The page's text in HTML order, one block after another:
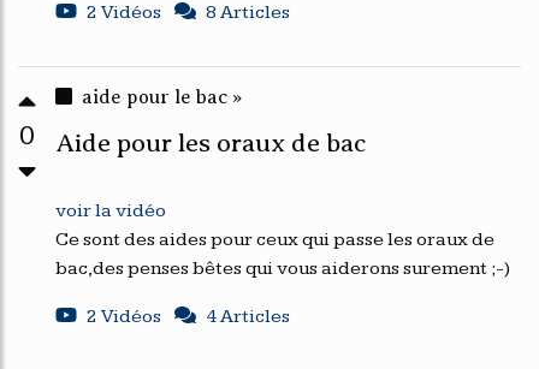
2 Vidéos 8 Articles
0
aide pour le bac »
Aide pour les oraux de bac
voir la vidéo
Ce sont des aides pour ceux qui passe les oraux de
bac,des penses bêtes qui vous aiderons surement ;-)
2 Vidéos 4 Articles